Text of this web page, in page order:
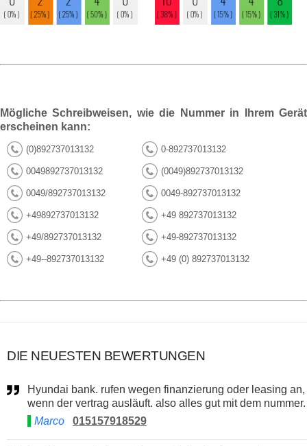
Mögliche Schreibweisen, wie die Nummer in Ihrem Gerät
erscheinen kann:
(0)892737013132 0-892737013132
0049892737013132 (0049)892737013132
0049/892737013132 0049-892737013132
+49892737013132 +49 892737013132
+49/892737013132 +49-892737013132
+49--892737013132 +49 (0) 892737013132
DIE NEUESTEN BEWERTUNGEN
Hyundai bank. rufen wegen finanzierung oder leasing an,
wenn der vertrag ausläuft. also alles gut mit dem nummer.
Marco
015157918529